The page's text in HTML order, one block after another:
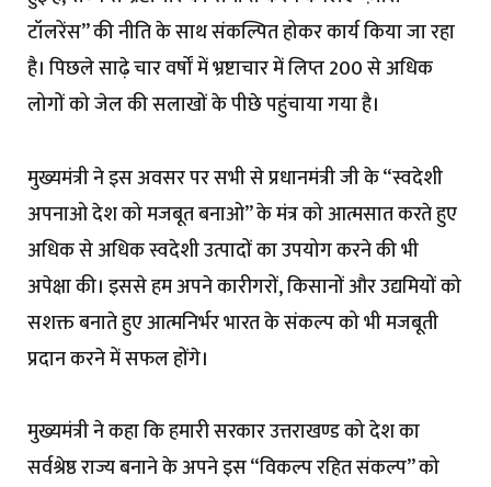
टॉलरेंस’’ की नीति के साथ संकल्पित होकर कार्य किया जा रहा
है। पिछले साढ़े चार वर्षों में भ्रष्टाचार में लिप्त 200 से अधिक
लोगों को जेल की सलाखों के पीछे पहुंचाया गया है।
मुख्यमंत्री ने इस अवसर पर सभी से प्रधानमंत्री जी के “स्वदेशी
अपनाओ देश को मजबूत बनाओ’’ के मंत्र को आत्मसात करते हुए
अधिक से अधिक स्वदेशी उत्पादों का उपयोग करने की भी
अपेक्षा की। इससे हम अपने कारीगरों, किसानों और उद्यमियों को
सशक्त बनाते हुए आत्मनिर्भर भारत के संकल्प को भी मजबूती
प्रदान करने में सफल होंगे।
मुख्यमंत्री ने कहा कि हमारी सरकार उत्तराखण्ड को देश का
सर्वश्रेष्ठ राज्य बनाने के अपने इस “विकल्प रहित संकल्प’’ को